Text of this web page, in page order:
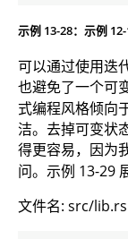
示例 13-28：示例
可以通过使用迭
也避免了一个可
式编程风格倾向
洁。去掉可变状
得更容易，因为
问。示例 13-29
文件名: src/lib.rs